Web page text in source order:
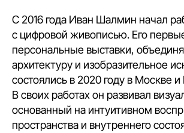
С 2016 года Иван Шалмин начал
с цифровой живописью. Его
персональные выставки,
архитектуру и изобразительное
состоялись в 2020 году в Москве
В своих работах он развивал
основанный на интуитивном
пространства и внутреннего